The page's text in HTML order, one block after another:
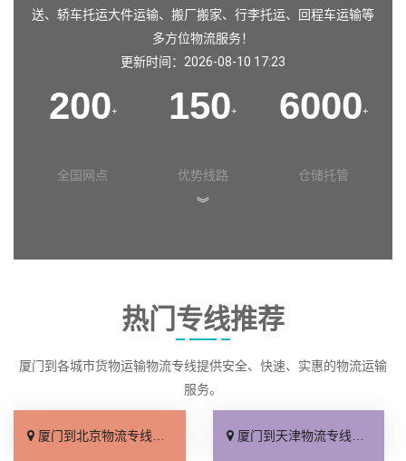
送、轿车托运大件运输、搬厂搬家、行李托运、回程车运输等
多方位物流服务！
更新时间：2026-08-10 17:23
200+
全国网点
150+
优势线路
6000+
仓储托管
︾
热门专线推荐
厦门到各城市货物运输物流专线提供安全、快速、实惠的物流运输
服务。
厦门到北京物流专线_直达不中转「送货到门」 厦门到天津物流专线_运保时效「高效快运」